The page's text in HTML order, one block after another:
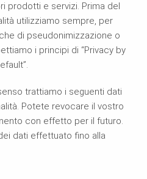
prodotti e servizi. Prima del
utilizziamo sempre, per
di pseudonimizzazione o
i principi di “Privacy by
trattiamo i seguenti dati
Potete revocare il vostro
con effetto per il futuro.
dati effettuato fino alla